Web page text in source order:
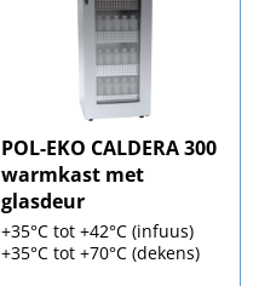
POL-EKO CALDERA 300
warmkast met
glasdeur
+35°C tot +42°C (infuus)
+35°C tot +70°C (dekens)